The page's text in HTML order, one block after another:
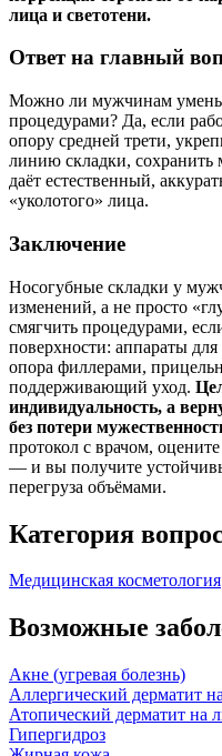
лица и светотени.
Ответ на главный
Можно ли мужчинам
процедурами? Да, если
опору средней трети,
линию складки,
даёт естественный,
«уколотого» лица.
Заключение
Носогубные складки у
изменений, а не просто
смягчить процедурами,
поверхности: аппараты
опора филлерами,
поддерживающий уход.
индивидуальность, а
без потери
протокол с врачом,
— и вы получите
перегруза объёмами.
Категория
Медицинская косметология
Возможные
Акне (угревая болезнь)
Аллергический дерматит
Атопический дерматит на
Гипергидроз